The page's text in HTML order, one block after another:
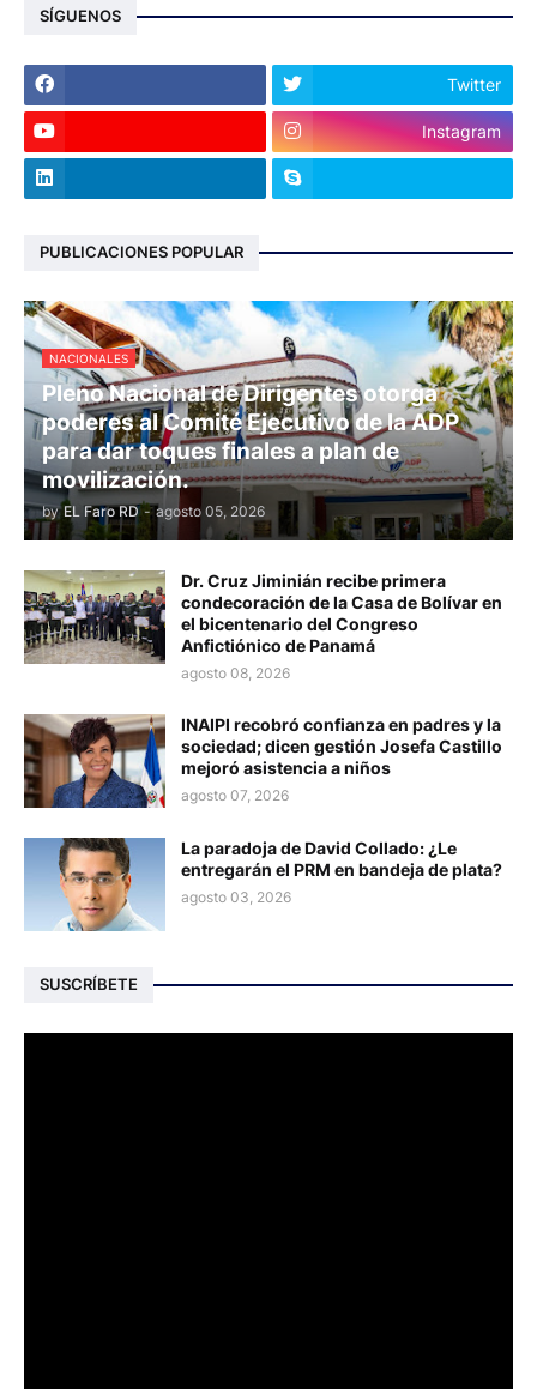
SÍGUENOS
Twitter
Instagram
PUBLICACIONES POPULAR
NACIONALES
Pleno Nacional de Dirigentes otorga
poderes al Comité Ejecutivo de la ADP
para dar toques finales a plan de
movilización.
by EL Faro RD - agosto 05, 2026
Dr. Cruz Jiminián recibe primera
condecoración de la Casa de Bolívar en
el bicentenario del Congreso
Anfictiónico de Panamá
agosto 08, 2026
INAIPI recobró confianza en padres y la
sociedad; dicen gestión Josefa Castillo
mejoró asistencia a niños
agosto 07, 2026
La paradoja de David Collado: ¿Le
entregarán el PRM en bandeja de plata?
agosto 03, 2026
SUSCRÍBETE